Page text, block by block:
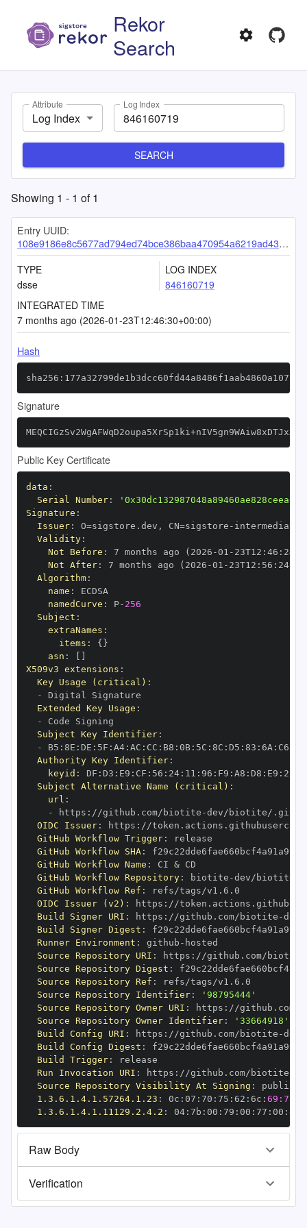
Rekor
Search
Attribute
Log Index
Log Index
SEARCH
Showing 1 - 1 of1
Entry UUID:
108e9186e8c5677ad794ed74bce386baa470954a6219ad43697e513f28b80c1e5f4ba461078c6124
TYPE
dsse
LOG INDEX
846160719
INTEGRATED TIME
7 months ago (2026-01-23T12:46:30+00:00)
Hash
Signature
Public Key Certificate
data :
Serial Number:
Signature :
Issuer: O=sigstore.dev , CN=sigstore -
Validity:
Not Before : 7 months ago (2026 -01 - 23T12 : 46 :
Not After: 7 months ago (2026 -01 - 23T12 : 56 : 24+00
Algorithm:
name :
namedCurve : P- 256
Subject :
extraNames :
items : { }
asn :
X509v3 extensions :
Key Usage (critical) :
-
Extended Key Usage :
-
Subject Key Identifier:
-
B5 : 8E : DE : 5F : A4: AC : CC : B8 : 0B: 5C : 8C : D5 : 83 : 6A : C6
Authority Key Identifier:
keyid : DF : D3 : E9 : CF : 56 : 24: 11 : 96 : F9 : A8 : D8 : E9 : 28
Subject Alternative Name (critical) :
url :
-
https : //github.com/biotite -
OIDC Issuer: https :
GitHub Workflow Trigger:
GitHub Workflow SHA:
GitHub Workflow Name :
GitHub Workflow Repository: biotite -
GitHub Workflow Ref :
OIDC Issuer (v2) : https :
Build Signer URI : https : //github.com/biotite -
Build Signer Digest :
Runner Environment : github -
Source Repository URI : https : //github.com/biotite
Source Repository Digest :
Source Repository Ref :
Source Repository Identifier:
'98795444'
Source Repository Owner URI : https : //github.com/
Source Repository Owner Identifier:
'33664918'
Build Config URI : https : //github.com/biotite -
Build Config Digest :
Build Trigger:
Run Invocation URI : https : //github.com/biotite
Source Repository Visibility At Signing :
1.3.6.1.4.1.57264.1.23 : 0c : 07 : 70 : 75 : 62 : 6c :
1.3.6.1.4.1.11129.2.4.2 : 04: 7b : 00 : 79 : 00 : 77 : 00 : dd
Raw Body
Verification